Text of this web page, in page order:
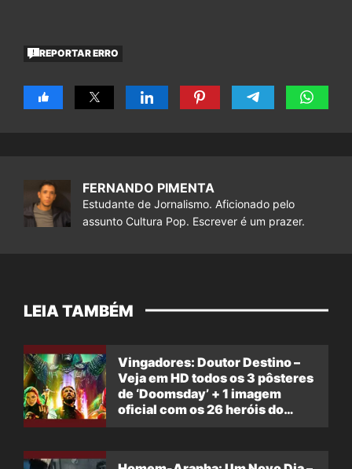
REPORTAR ERRO
FERNANDO PIMENTA
Estudante de Jornalismo. Aficionado pelo
assunto Cultura Pop. Escrever é um prazer.
LEIA TAMBÉM
Vingadores: Doutor Destino –
Veja em HD todos os 3 pôsteres
de ‘Doomsday’ + 1 imagem
oficial com os 26 heróis do